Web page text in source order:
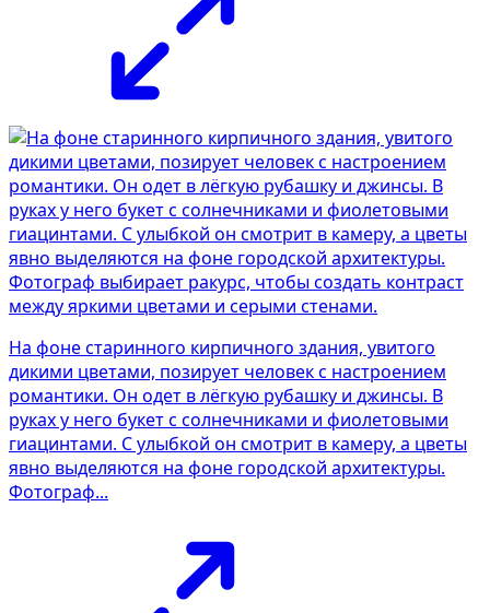
На фоне старинного кирпичного здания, увитого
дикими цветами, позирует человек с настроением
романтики. Он одет в лёгкую рубашку и джинсы. В
руках у него букет с солнечниками и фиолетовыми
гиацинтами. С улыбкой он смотрит в камеру, а цветы
явно выделяются на фоне городской архитектуры.
Фотограф...